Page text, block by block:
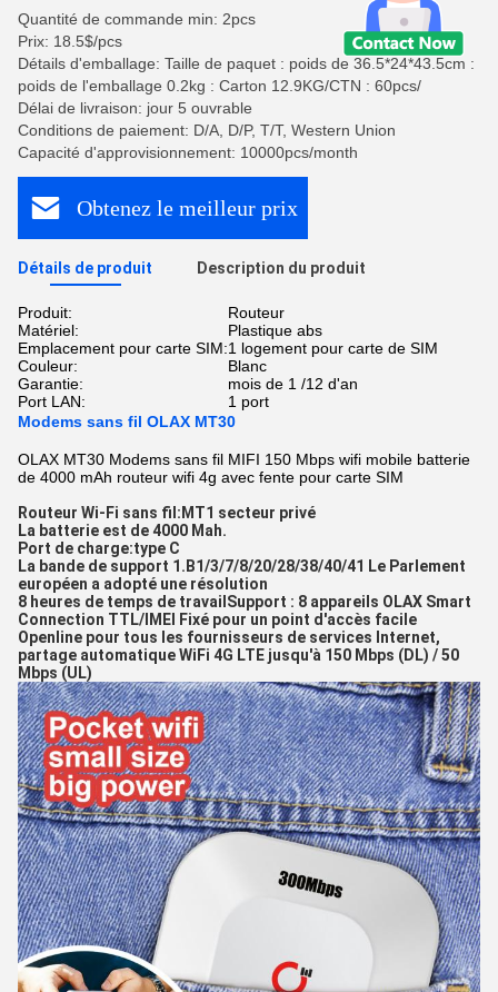
Quantité de commande min: 2pcs
Prix: 18.5$/pcs
Détails d'emballage: Taille de paquet : poids de 36.5*24*43.5cm :
poids de l'emballage 0.2kg : Carton 12.9KG/CTN : 60pcs/
Délai de livraison: jour 5 ouvrable
Conditions de paiement: D/A, D/P, T/T, Western Union
Capacité d'approvisionnement: 10000pcs/month
Obtenez le meilleur prix
Détails de produit Description du produit
Produit:
Routeur
Matériel:
Plastique abs
Emplacement pour carte SIM:1 logement pour carte de SIM
Couleur:
Blanc
Garantie:
mois de 1 /12 d'an
Port LAN:
1 port
Modems sans fil OLAX MT30
OLAX MT30 Modems sans fil MIFI 150 Mbps wifi mobile batterie
de 4000 mAh routeur wifi 4g avec fente pour carte SIM
Routeur Wi-Fi sans fil: MT1 secteur privé
La batterie est de 4000 Mah.
Port de charge:type C
La bande de support 1. B1/3/7/8/20/28/38/40/41 Le Parlement
européen a adopté une résolution
8 heures de temps de travailSupport : 8 appareils OLAX Smart
Connection TTL/IMEI Fixé pour un point d'accès facile
Openline pour tous les fournisseurs de services Internet,
partage automatique WiFi 4G LTE jusqu'à 150 Mbps (DL) / 50
Mbps (UL)